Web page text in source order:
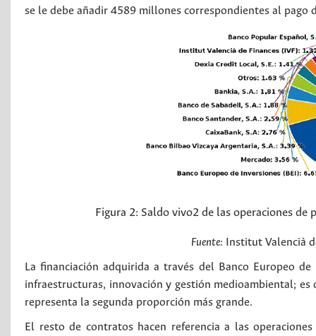
se le debe añadir 4589 millones correspondientes al pago
Figura 2: Saldo vivo2 de las operaciones de
Fuente: Institut Valencià
La financiación adquirida a través del Banco Europeo
infraestructuras, innovación y gestión medioambiental;
representa la segunda proporción más grande.
El resto de contratos hacen referencia a las